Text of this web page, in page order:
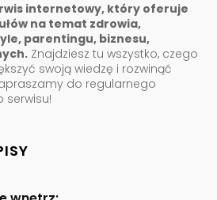
internetowy, który oferuje
na temat zdrowia,
parentingu, biznesu,
Znajdziesz tu wszystko, czego
swoją wiedzę i rozwinąć
do regularnego
serwisu!